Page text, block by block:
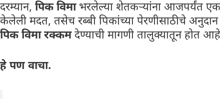
दरम्यान, पिक विमाभरलेल्या शेतकऱ्यांना आजपर्यंत एक
केलेली मदत, तसेच रब्बी पिकांच्या पेरणीसाठीचे
पिक विमा रक्कमदेण्याची मागणी तालुक्यातून होत
हे पण‌ वाचा.